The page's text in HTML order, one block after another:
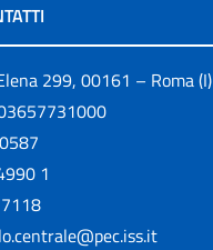
299, 00161 – Roma (I)
1